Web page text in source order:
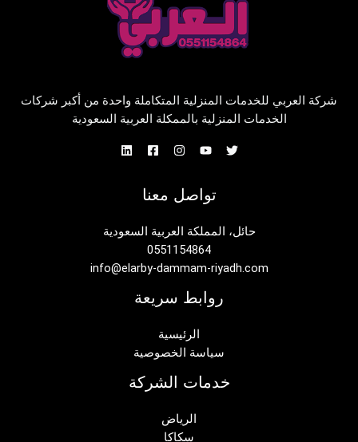
شركة العربي للخدمات المنزلية المتكاملة واحدة من أكبر شركات
الخدمات المنزلية بالممكلة العربية السعودية
تواصل معنا
حائل، المملكة العربية السعودية
0551154864
info@elarby-dammam-riyadh.com
روابط سريعة
الرئيسية
سياسة الخصوصية
خدمات الشركة
الرياض
سكاكا